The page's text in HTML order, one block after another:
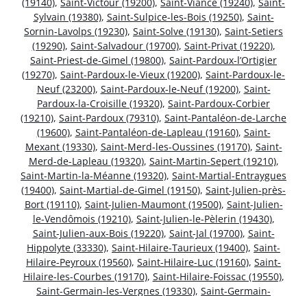
Sylvain (19380), Saint-Sulpice-les-Bois (19250), Saint-
Sornin-Lavolps (19230), Saint-Solve (19130), Saint-Setiers
(19290), Saint-Salvadour (19700), Saint-Privat (19220),
Saint-Priest-de-Gimel (19800), Saint-Pardoux-l’Ortigier
(19270), Saint-Pardoux-le-Vieux (19200), Saint-Pardoux-le-
Neuf (23200), Saint-Pardoux-le-Neuf (19200), Saint-
Pardoux-la-Croisille (19320), Saint-Pardoux-Corbier
(19210), Saint-Pardoux (79310), Saint-Pantaléon-de-Larche
(19600), Saint-Pantaléon-de-Lapleau (19160), Saint-
Mexant (19330), Saint-Merd-les-Oussines (19170), Saint-
Merd-de-Lapleau (19320), Saint-Martin-Sepert (19210),
Saint-Martin-la-Méanne (19320), Saint-Martial-Entraygues
(19400), Saint-Martial-de-Gimel (19150), Saint-Julien-près-
Bort (19110), Saint-Julien-Maumont (19500), Saint-Julien-
le-Vendômois (19210), Saint-Julien-le-Pèlerin (19430),
Saint-Julien-aux-Bois (19220), Saint-Jal (19700), Saint-
Hippolyte (33330), Saint-Hilaire-Taurieux (19400), Saint-
Hilaire-Peyroux (19560), Saint-Hilaire-Luc (19160), Saint-
Hilaire-les-Courbes (19170), Saint-Hilaire-Foissac (19550),
Saint-Germain-les-Vergnes (19330), Saint-Germain-